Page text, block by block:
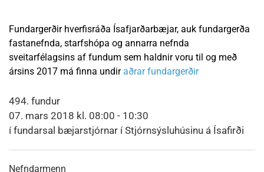
Fundargerðir hverfisráða Ísafjarðarbæjar, auk fundargerða
fastanefnda, starfshópa og annarra nefnda
sveitarfélagsins af fundum sem haldnir voru til og með
ársins 2017 má finna undir aðrar fundargerðir
494. fundur
07. mars 2018 kl. 08:00 - 10:30
í fundarsal bæjarstjórnar í Stjórnsýsluhúsinu á Ísafirði
Nefndarmenn